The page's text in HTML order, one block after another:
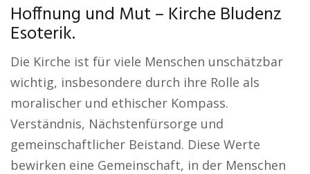
Hoffnung und Mut – Kirche Bludenz
Esoterik.
Die Kirche ist für viele Menschen unschätzbar
wichtig, insbesondere durch ihre Rolle als
moralischer und ethischer Kompass.
Verständnis, Nächstenfürsorge und
gemeinschaftlicher Beistand. Diese Werte
bewirken eine Gemeinschaft, in der Menschen